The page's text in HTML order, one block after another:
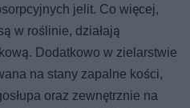
jelit. Co więcej,
w roślinie, działają
Dodatkowo w zielarstwie
na stany zapalne kości,
oraz zewnętrznie na